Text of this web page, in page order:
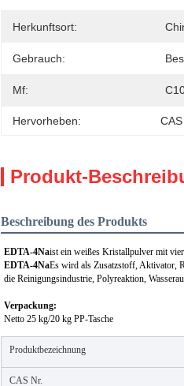
Herkunftsort:
Gebrauch:
Mf:
Hervorheben:
Produkt-
Beschreibung des Produkts
EDTA-4Naist ein weißes Kristallpulver mit
EDTA-4NaEs wird als Zusatzstoff, Aktivator,
die Reinigungsindustrie, Polyreaktion,
Verpackung:
Netto 25 kg/20 kg PP-Tasche
Produktbezeichnung
CAS Nr.